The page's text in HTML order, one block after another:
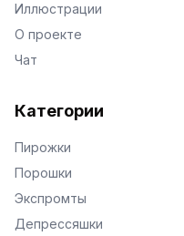
Иллюстрации
О проекте
Чат
Категории
Пирожки
Порошки
Экспромты
Депрессяшки